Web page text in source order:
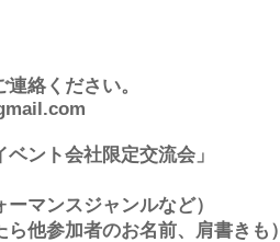
絡ください。
ベント会社限定交流会」
マンスジャンルなど）
他参加者のお名前、肩書きも）